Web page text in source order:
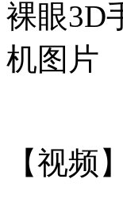
【视频